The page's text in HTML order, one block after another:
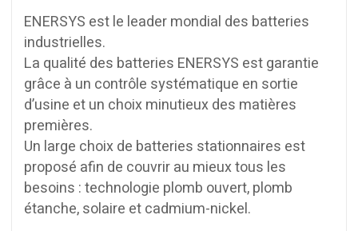
ENERSYS est le leader mondial des batteries
industrielles.
La qualité des batteries ENERSYS est garantie
grâce à un contrôle systématique en sortie
d’usine et un choix minutieux des matières
premières.
Un large choix de batteries stationnaires est
proposé afin de couvrir au mieux tous les
besoins : technologie plomb ouvert, plomb
étanche, solaire et cadmium-nickel.